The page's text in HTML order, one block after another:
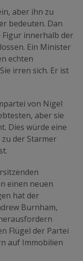
aber ihn zu
bedeuten. Dan
Figur innerhalb der
Ein Minister
echten
irren sich. Er ist
von Nigel
aber sie
Dies würde eine
der Starmer
einen neuen
hat der
Burnham,
Flügel der Partei
auf Immobilien